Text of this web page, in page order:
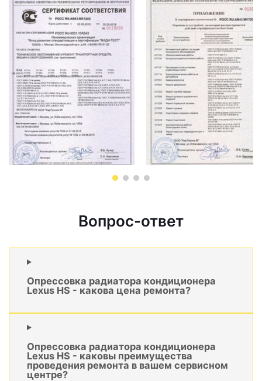
Вопрос-ответ
Опрессовка радиатора кондиционера
Lexus HS - какова цена ремонта?
Опрессовка радиатора кондиционера
Lexus HS - каковы преимущества
проведения ремонта в вашем сервисном
центре?